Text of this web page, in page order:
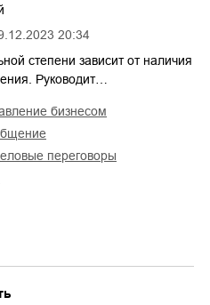
20:34
степени зависит от наличия
Руководит…
бизнесом
деловые переговоры